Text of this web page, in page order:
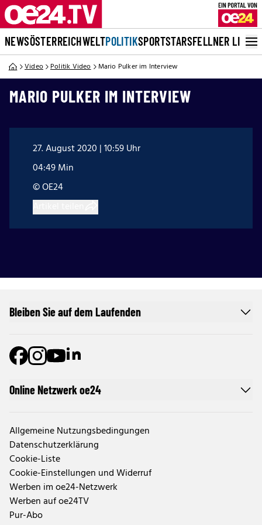
NEWSÖSTERREICHWELTPOLITIKSPORTSTARSFELLNER LIVE
Video Politik Video Mario Pulker im Interview
MARIO PULKER IM INTERVIEW
27. August 2020 | 10:59 Uhr
04:49 Min
© OE24
Online Netzwerk oe24
Allgemeine Nutzungsbedingungen
Datenschutzerklärung
Cookie-Liste
Cookie-Einstellungen und Widerruf
Werben im oe24-Netzwerk
Werben auf oe24TV
Pur-Abo
Bleiben Sie auf dem Laufenden